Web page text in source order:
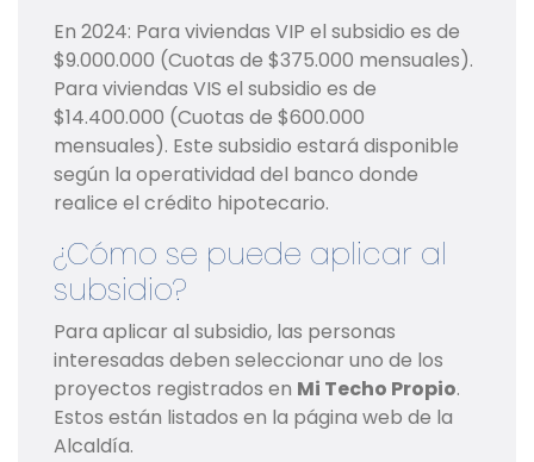
En 2024: Para viviendas VIP el subsidio es de
$9.000.000 (Cuotas de $375.000 mensuales).
Para viviendas VIS el subsidio es de
$14.400.000 (Cuotas de $600.000
mensuales). Este subsidio estará disponible
según la operatividad del banco donde
realice el crédito hipotecario.
¿Cómo se puede aplicar al
subsidio?
Para aplicar al subsidio, las personas
interesadas deben seleccionar uno de los
proyectos registrados en Mi Techo Propio.
Estos están listados en la página web de la
Alcaldía.